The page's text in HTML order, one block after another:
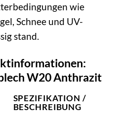
wie
Schnee und UV-
stand.
W20 Anthrazit
SPEZIFIKATION /
BESCHREIBUNG